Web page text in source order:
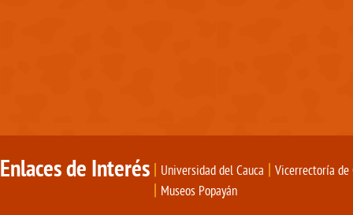
Enlaces de Interés Universidad del Cauca Vicerrectoría
Museos Popayán